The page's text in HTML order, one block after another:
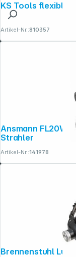
Artikel-Nr.:810357
Ansmann FL20W-R 20W/
Strahler
Artikel-Nr.:141978